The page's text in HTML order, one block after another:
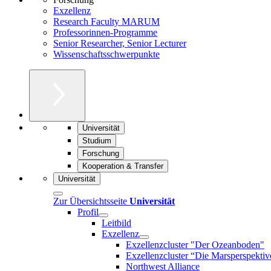
Exzellenz
Research Faculty MARUM
Professorinnen-Programme
Senior Researcher, Senior Lecturer
Wissenschaftsschwerpunkte
Universität
Studium
Forschung
Kooperation & Transfer
Universität
Zur Übersichtsseite Universität
Profil
Leitbild
Exzellenz
Exzellenzcluster "Der Ozeanboden"
Exzellenzcluster “Die
Northwest Alliance